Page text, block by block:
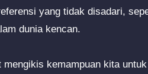
yang tidak disadari,
dunia kencan.
kemampuan kita